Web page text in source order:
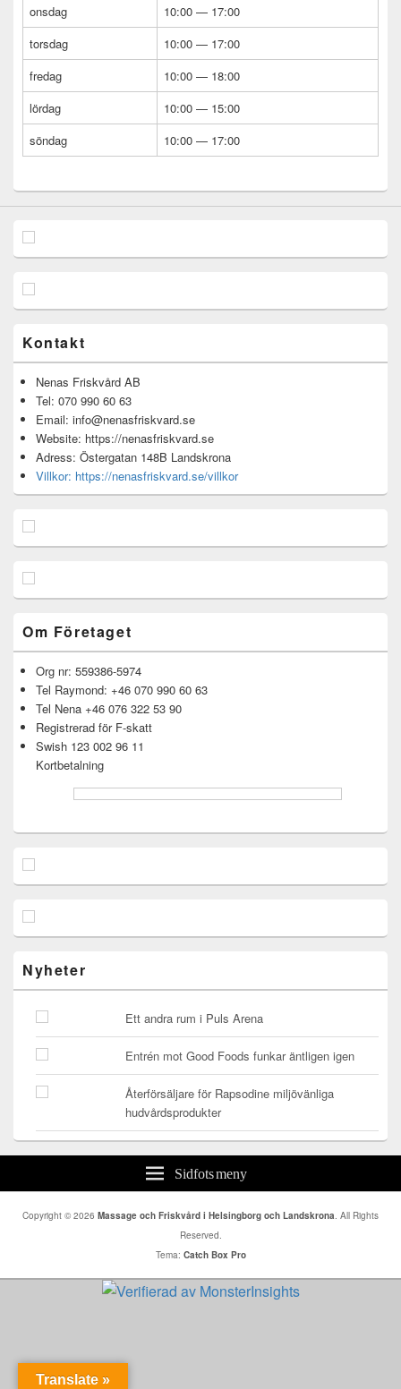
onsdag
10:00 — 17:00
torsdag
10:00 — 17:00
fredag
10:00 — 18:00
lördag
10:00 — 15:00
söndag
10:00 — 17:00
Kontakt
Nenas Friskvård AB
Tel: 070 990 60 63
Email: info@nenasfriskvard.se
Website: https://nenasfriskvard.se
Adress: Östergatan 148B Landskrona
Villkor: https://nenasfriskvard.se/villkor
Om Företaget
Org nr: 559386-5974
Tel Raymond: +46 070 990 60 63
Tel Nena +46 076 322 53 90
Registrerad för F-skatt
Swish 123 002 96 11
Kortbetalning
Nyheter
Ett andra rum i Puls Arena
Entrén mot Good Foods funkar äntligen igen
Återförsäljare för Rapsodine miljövänliga
hudvårdsprodukter
Sidfots meny
Copyright © 2026 Massage och Friskvård i Helsingborg och Landskrona. All Rights
Reserved.
Tema: Catch Box Pro
Translate »